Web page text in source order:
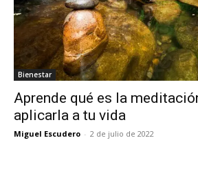
Bienestar
Aprende qué es la
aplicarla a tu vida
Miguel Escudero - 2 de julio de 2022